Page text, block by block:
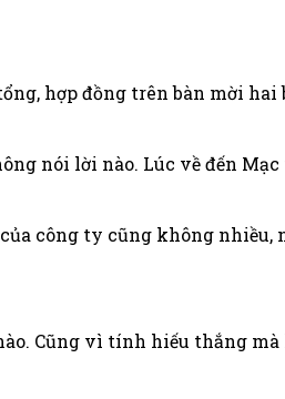
hợp đồng trên bàn mời
nói lời nào. Lúc về đến
công ty cũng không
Cũng vì tính hiếu thắng